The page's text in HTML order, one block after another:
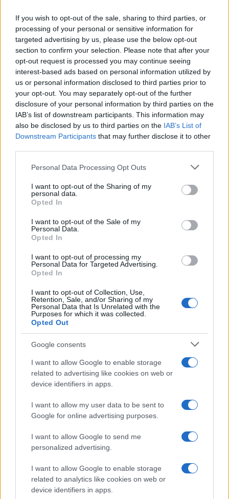
If you wish to opt-out of the sale, sharing to third parties, or
processing of your personal or sensitive information for
targeted advertising by us, please use the below opt-out
section to confirm your selection. Please note that after your
opt-out request is processed you may continue seeing
interest-based ads based on personal information utilized by
us or personal information disclosed to third parties prior to
your opt-out. You may separately opt-out of the further
disclosure of your personal information by third parties on the
IAB’s list of downstream participants. This information may
also be disclosed by us to third parties on the IAB’s List of
Downstream Participants that may further disclose it to other
Please note that this website/app uses one or more Google
not limited to your visit or usage behaviour. You may click to
grant or deny consent to Google and its third-party tags to
use your data for below specified purposes in below Google
consent section.
Personal Data Processing Opt Outs
I want to opt-out of the Sharing of my
personal data.
Opted In
I want to opt-out of the Sale of my
Personal Data.
Opted In
I want to opt-out of processing my
Personal Data for Targeted Advertising.
Opted In
I want to opt-out of Collection, Use,
Retention, Sale, and/or Sharing of my
Personal Data that Is Unrelated with the
Purposes for which it was collected.
Opted Out
Google consents
I want to allow Google to enable storage
related to advertising like cookies on web or
device identifiers in apps.
I want to allow my user data to be sent to
Google for online advertising purposes.
I want to allow Google to send me
personalized advertising.
I want to allow Google to enable storage
related to analytics like cookies on web or
device identifiers in apps.
Continua a leggere
Scopri come funzionano le anticipazioni e il riscatto
del fondo pensione
Beatrice Beretta · 6 Ago 2026
SALUTE